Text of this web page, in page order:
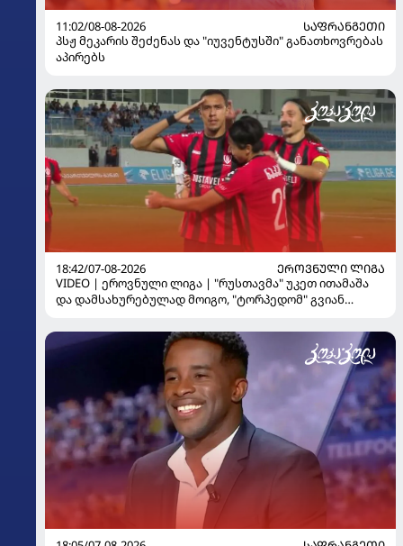
11:02/08-08-2026
ᲡᲐᲤᲠᲐᲜᲒᲔᲗᲘ
პსჟ მეკარის შეძენას და "იუვენტუსში" განათხოვრებას
აპირებს
18:42/07-08-2026
ᲔᲠᲝᲕᲜᲣᲚᲘ ᲚᲘᲒᲐ
VIDEO | ეროვნული ლიგა | "რუსთავმა" უკეთ ითამაშა
და დამსახურებულად მოიგო, "ტორპედომ" გვიან